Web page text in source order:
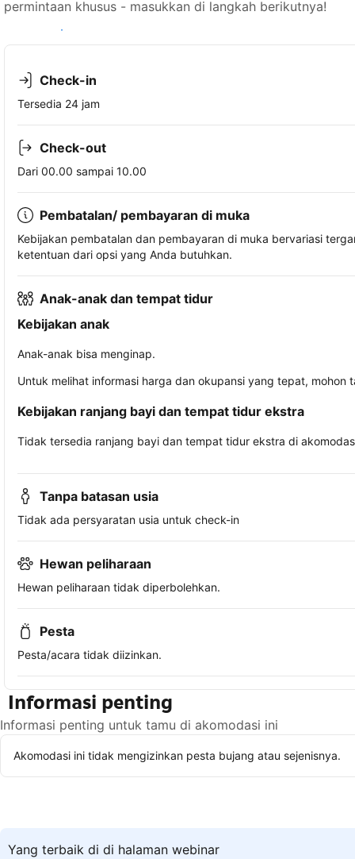
permintaan khusus - masukkan di langkah berikutnya!
Lihat ketersediaan
Check-in
Tersedia 24 jam
Check-out
Dari 00.00 sampai 10.00
Pembatalan/ pembayaran di muka
Kebijakan pembatalan dan pembayaran di muka bervariasi
ketentuan dari opsi yang Anda butuhkan.
Anak-anak dan tempat tidur
Kebijakan anak
Anak-anak bisa menginap.
Untuk melihat informasi harga dan okupansi yang tepat,
Kebijakan ranjang bayi dan tempat tidur ekstra
Tidak tersedia ranjang bayi dan tempat tidur ekstra di
Tanpa batasan usia
Tidak ada persyaratan usia untuk check-in
Hewan peliharaan
Hewan peliharaan tidak diperbolehkan.
Pesta
Pesta/acara tidak diizinkan.
Informasi penting
Informasi penting untuk tamu di akomodasi ini
Akomodasi ini tidak mengizinkan pesta bujang atau sejenisnya.
Yang terbaik di di halaman webinar